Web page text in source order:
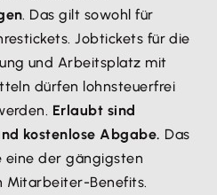
. Das gilt sowohl für
Jobtickets für die
und Arbeitsplatz mit
dürfen lohnsteuerfrei
Erlaubt sind
kostenlose Abgabe. Das
eine der gängigsten
Mitarbeiter-Benefits.